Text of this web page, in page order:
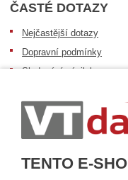
TENTO E-
ČASTÉ DOTAZY
Nejčastější dotazy
Dopravní podmínky
Sledování zásilek
Informace k dostupnosti
Obecné informace